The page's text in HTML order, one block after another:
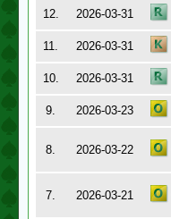
12. 2026-03-31
11.
2026-03-31
10.
2026-03-31
9.
2026-03-23
8. 2026-03-22
7. 2026-03-21